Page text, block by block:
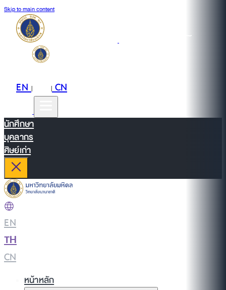
Skip to main content
EN| |CN
นักศึกษา
บุคลากร
ศิษย์เก่า
EN
TH
CN
หน้าหลัก